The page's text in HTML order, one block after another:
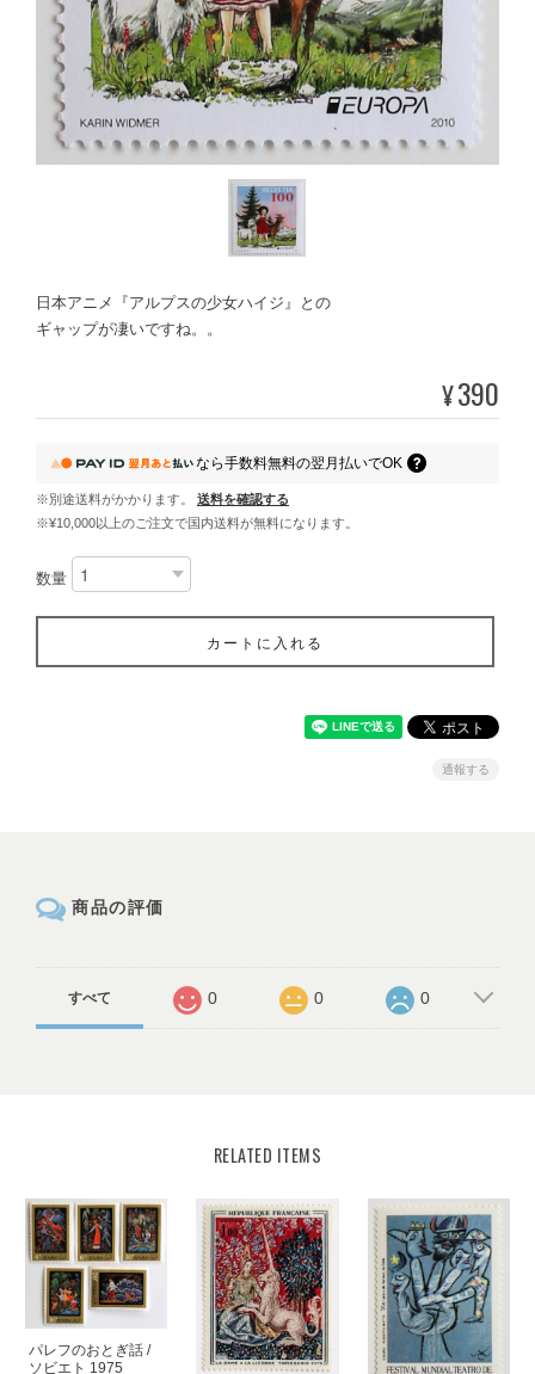
日本アニメ『アルプスの少女ハイジ』との
ギャップが凄いですね。。
¥390
なら手数料無料の翌月払いでOK
※別途送料がかかります。
送料を確認する
※¥10,000以上のご注文で国内送料が無料になります。
数量
カートに入れる
通報する
商品の評価
すべて 0 0 0
RELATED ITEMS
パレフのおとぎ話 /
ソビエト 1975